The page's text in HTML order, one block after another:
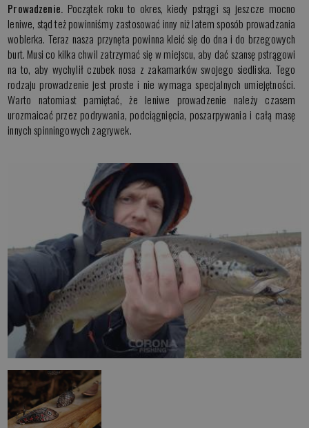
Prowadzenie. Początek roku to okres, kiedy pstrągi są jeszcze mocno
leniwe, stąd też powinniśmy zastosować inny niż latem sposób prowadzania
woblerka. Teraz nasza przynęta powinna kleić się do dna i do brzegowych
burt. Musi co kilka chwil zatrzymać się w miejscu, aby dać szansę pstrągowi
na to, aby wychylił czubek nosa z zakamarków swojego siedliska. Tego
rodzaju prowadzenie jest proste i nie wymaga specjalnych umiejętności.
Warto natomiast pamiętać, że leniwe prowadzenie należy czasem
urozmaicać przez podrywania, podciągnięcia, poszarpywania i całą masę
innych spinningowych zagrywek.